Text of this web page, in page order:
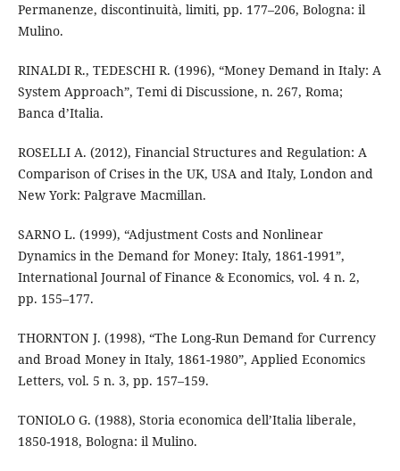
Permanenze, discontinuità, limiti, pp. 177–206, Bologna: il
Mulino.
RINALDI R., TEDESCHI R. (1996), “Money Demand in Italy: A
System Approach”, Temi di Discussione, n. 267, Roma;
Banca d’Italia.
ROSELLI A. (2012), Financial Structures and Regulation: A
Comparison of Crises in the UK, USA and Italy, London and
New York: Palgrave Macmillan.
SARNO L. (1999), “Adjustment Costs and Nonlinear
Dynamics in the Demand for Money: Italy, 1861-1991”,
International Journal of Finance & Economics, vol. 4 n. 2,
pp. 155–177.
THORNTON J. (1998), “The Long-Run Demand for Currency
and Broad Money in Italy, 1861-1980”, Applied Economics
Letters, vol. 5 n. 3, pp. 157–159.
TONIOLO G. (1988), Storia economica dell’Italia liberale,
1850-1918, Bologna: il Mulino.